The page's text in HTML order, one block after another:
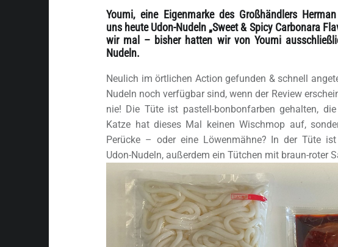
Youmi, eine Eigenmarke des Großhändlers
uns heute Udon-Nudeln „Sweet & Spicy Carbonara
wir mal – bisher hatten wir von Youmi
Nudeln.
Neulich im örtlichen Action gefunden & schnell
Nudeln noch verfügbar sind, wenn der Review
nie! Die Tüte ist pastell-bonbonfarben gehalten,
Katze hat dieses Mal keinen Wischmop auf,
Perücke – oder eine Löwenmähne? In der Tüte
Udon-Nudeln, außerdem ein Tütchen mit braun-roter